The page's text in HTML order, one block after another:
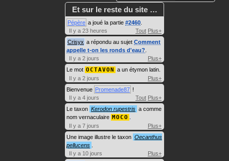
Et sur le reste du site …
Pépère a joué la partie #2460
Il y a 23 heures
Tout Plus+
Crisyx a répondu au sujet Comment
appelle t-on les ronds d'eau?
Il y a 2 jours
Plus+
Le mot OCTAVON a un étymon latin.
Il y a 2 jours
Plus+
Bienvenue Promenade87 !
Il y a 4 jours
Tout Plus+
Le taxon Kerodon rupestris a comme
nom vernaculaire MOCO
Il y a 7 jours
Plus+
Une image illustre le taxon Oecanthus
pellucens
Il y a 10 jours
Plus+